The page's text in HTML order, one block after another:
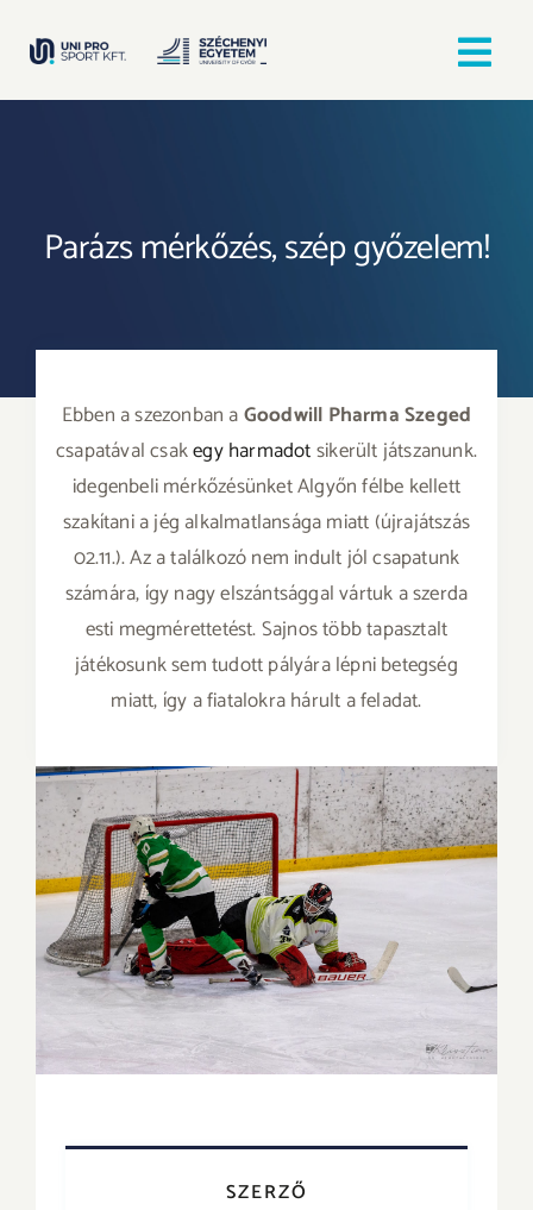
Örömfutás
TANULJ GYŐRBEN! SPORTOLJ GYŐRBEN!
Parázs mérkőzés, szép győzelem!
Ebben a szezonban aGoodwill Pharma Szeged
csapatával csakegy harmadotsikerült játszanunk.
idegenbeli mérkőzésünket Algyőn félbe kellett
szakítani a jég alkalmatlansága miatt (újrajátszás
02.11.). Az a találkozó nem indult jól csapatunk
számára, így nagy elszántsággal vártuk a szerda
esti megmérettetést. Sajnos több tapasztalt
játékosunk sem tudott pályára lépni betegség
miatt, így a fiatalokra hárult a feladat.
SZERZŐ